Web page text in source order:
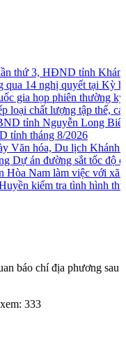
thứ 3, HĐND tỉnh Khánh
14 nghị quyết tại Kỳ
gia họp phiên thường kỳ
chất lượng tập thể, cá
tỉnh Nguyễn Long Biên
tháng 8/2026
hóa, Du lịch Khánh
án đường sắt tốc độ
Nam làm việc với xã
kiểm tra tình hình thu
báo chí địa phương sau
333